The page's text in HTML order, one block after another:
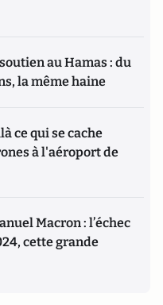
au Hamas : du
la même haine
ce qui se cache
à l'aéroport de
Macron : l’échec
cette grande